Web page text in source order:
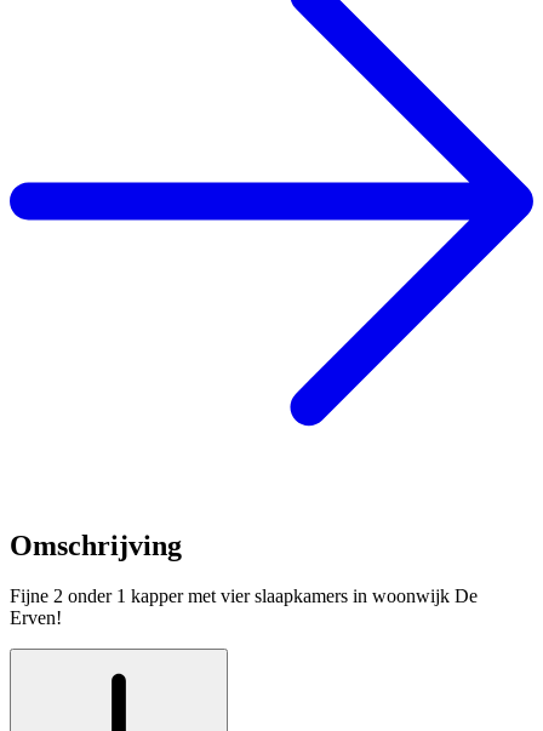
Omschrijving
Fijne 2 onder 1 kapper met vier slaapkamers in woonwijk De
Erven!